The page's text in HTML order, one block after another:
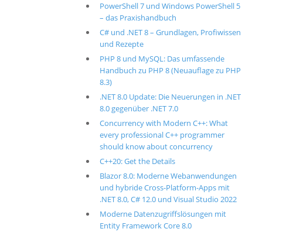
PowerShell 7 und Windows PowerShell 5
– das Praxishandbuch
C# und .NET 8 – Grundlagen, Profiwissen
und Rezepte
PHP 8 und MySQL: Das umfassende
Handbuch zu PHP 8 (Neuauflage zu PHP
8.3)
.NET 8.0 Update: Die Neuerungen in .NET
8.0 gegenüber .NET 7.0
Concurrency with Modern C++: What
every professional C++ programmer
should know about concurrency
C++20: Get the Details
Blazor 8.0: Moderne Webanwendungen
und hybride Cross-Platform-Apps mit
.NET 8.0, C# 12.0 und Visual Studio 2022
Moderne Datenzugriffslösungen mit
Entity Framework Core 8.0